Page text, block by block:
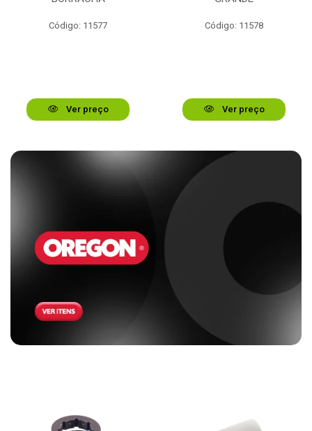
Código: 11577
Ver preço
Código: 11578
Ver preço